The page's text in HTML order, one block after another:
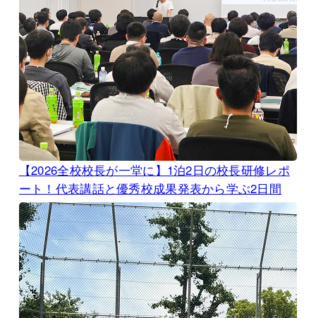
【2026全校校長が一堂に】1泊2日の校長研修レポ
ート！代表講話と優秀校成果発表から学ぶ2日間